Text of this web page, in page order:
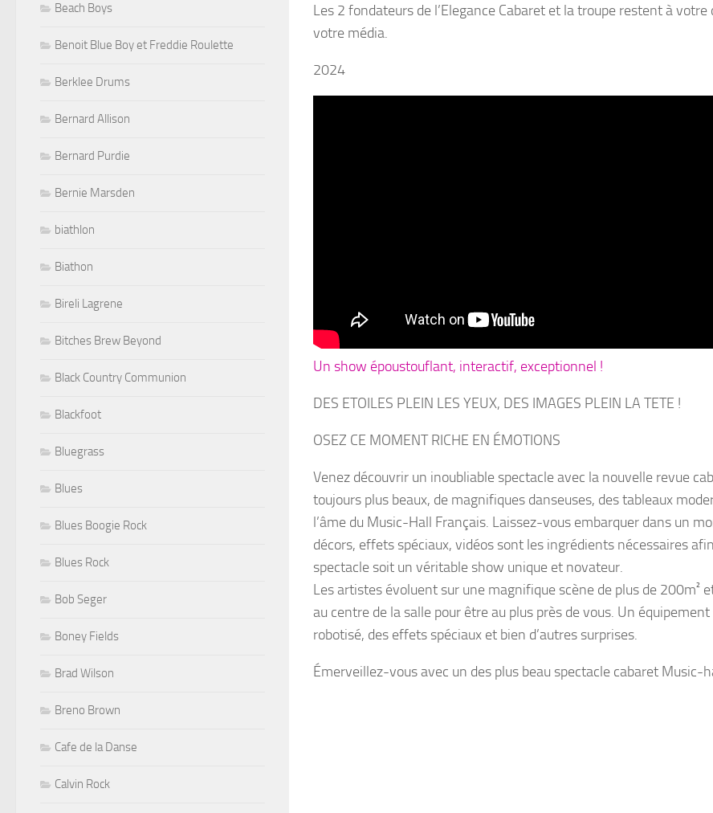
Les 2 fondateurs de l’Elegance Cabaret et la troupe restent à
votre média.
2024
Un show époustouflant, interactif, exceptionnel !
DES ETOILES PLEIN LES YEUX, DES IMAGES PLEIN LA TETE !
OSEZ CE MOMENT RICHE EN ÉMOTIONS
Venez découvrir un inoubliable spectacle avec la nouvelle revue
toujours plus beaux, de magnifiques danseuses, des tableaux
l’âme du Music-Hall Français. Laissez-vous embarquer dans un
décors, effets spéciaux, vidéos sont les ingrédients nécessaires
spectacle soit un véritable show unique et novateur.
Les artistes évoluent sur une magnifique scène de plus de 200m²
au centre de la salle pour être au plus près de vous. Un
robotisé, des effets spéciaux et bien d’autres surprises.
Émerveillez-vous avec un des plus beau spectacle cabaret Music-
Beach Boys
Benoit Blue Boy et Freddie Roulette
Berklee Drums
Bernard Allison
Bernard Purdie
Bernie Marsden
biathlon
Biathon
Bireli Lagrene
Bitches Brew Beyond
Black Country Communion
Blackfoot
Bluegrass
Blues
Blues Boogie Rock
Blues Rock
Bob Seger
Boney Fields
Brad Wilson
Breno Brown
Cafe de la Danse
Calvin Rock